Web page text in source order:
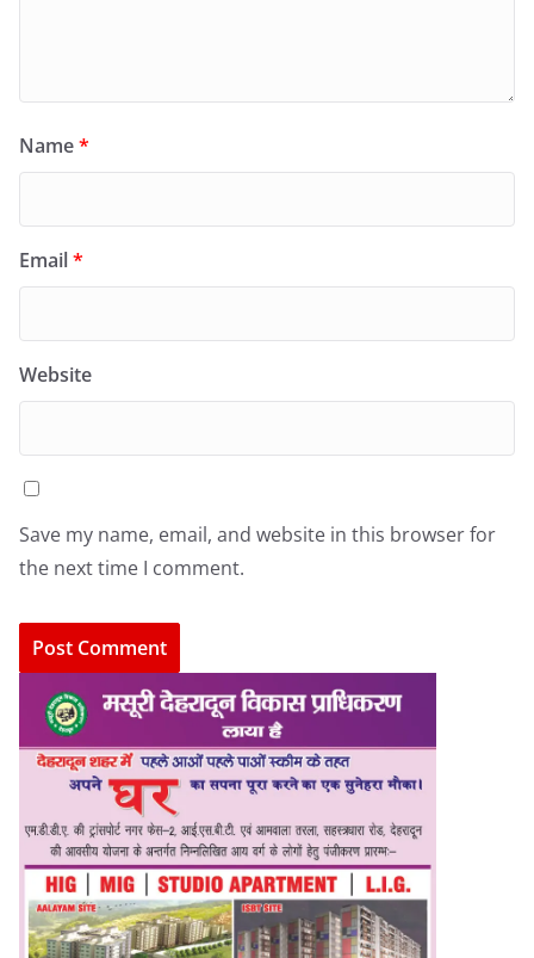
Name*
Email*
Website
Save my name, email, and website in this browser for
the next time I comment.